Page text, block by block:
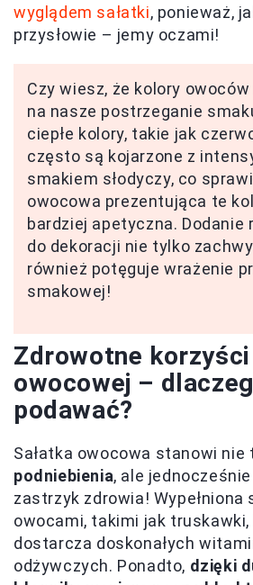
wyglądem sałatki, ponieważ,
przysłowie – jemy oczami!
Czy wiesz, że kolory owoców
na nasze postrzeganie
ciepłe kolory, takie jak
często są kojarzone z
smakiem słodyczy, co
owocowa prezentująca te
bardziej apetyczna. Dodanie
do dekoracji nie tylko
również potęguje wrażenie
smakowej!
Zdrowotne korzyści
owocowej –
podawać?
Sałatka owocowa stanowi nie
podniebienia, ale
zastrzyk zdrowia! Wypełniona
owocami, takimi jak truskawki,
dostarcza doskonałych
odżywczych. Ponadto, dzięki